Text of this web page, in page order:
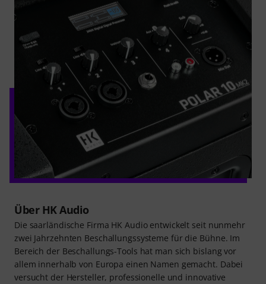
Über HK Audio
Die saarländische Firma HK Audio entwickelt seit nunmehr
zwei Jahrzehnten Beschallungssysteme für die Bühne. Im
Bereich der Beschallungs-Tools hat man sich bislang vor
allem innerhalb von Europa einen Namen gemacht. Dabei
versucht der Hersteller, professionelle und innovative